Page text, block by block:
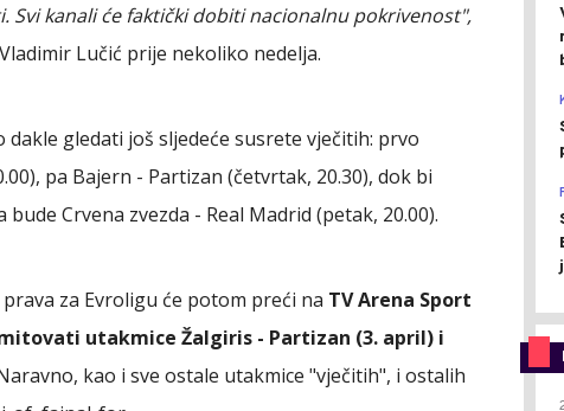
Svi kanali će faktički dobiti nacionalnu pokrivenost",
Lučić prije nekoliko nedelja.
dakle gledati još sljedeće susrete vječitih: prvo
pa Bajern - Partizan (četvrtak, 20.30), dok bi
Crvena zvezda - Real Madrid (petak, 20.00).
za Evroligu će potom preći na TV Arena Sport
utakmice Žalgiris - Partizan (3. april) i
kao i sve ostale utakmice "vječitih", i ostalih